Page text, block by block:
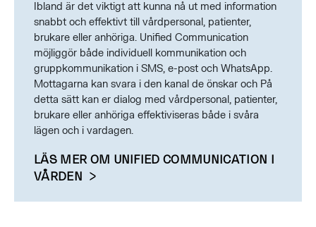
Ibland är det viktigt att kunna nå ut med information
snabbt och effektivt till vårdpersonal, patienter,
brukare eller anhöriga. Unified Communication
möjliggör både individuell kommunikation och
gruppkommunikation i SMS, e-post och WhatsApp.
Mottagarna kan svara i den kanal de önskar och På
detta sätt kan er dialog med vårdpersonal, patienter,
brukare eller anhöriga effektiviseras både i svåra
lägen och i vardagen.
LÄS MER OM UNIFIED COMMUNICATION I
VÅRDEN